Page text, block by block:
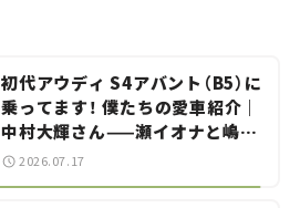
初代アウディ S4アバント（B5）に
乗ってます！ 僕たちの愛車紹介｜
中村大輝さん——瀬イオナと嶋田
智之の「クルマでざっくばらんば
2026.07.17